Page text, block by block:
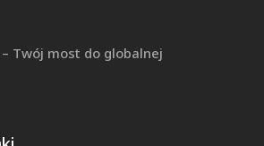
– Twój most do globalnej